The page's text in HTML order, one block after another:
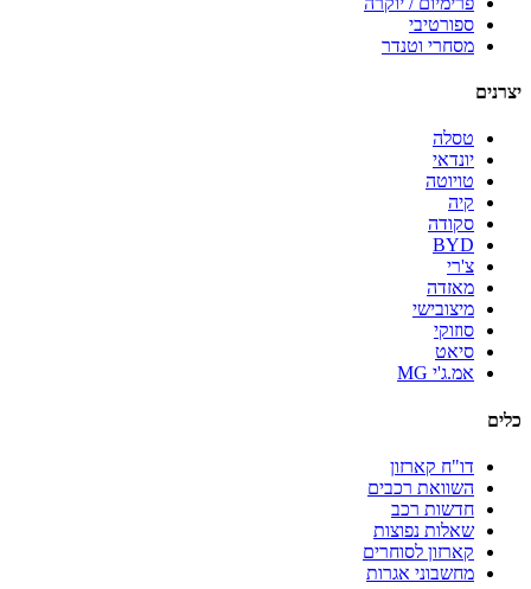
ספורטיבי
מסחרי וטנדר
יצרנים
טסלה
יונדאי
טויוטה
קיה
סקודה
BYD
צ'רי
מאזדה
מיצובישי
סוזוקי
סיאט
אמ.ג'י MG
כלים
דו"ח קארזון
השוואת רכבים
חדשות רכב
שאלות נפוצות
קארזון לסוחרים
מחשבוני אגרות